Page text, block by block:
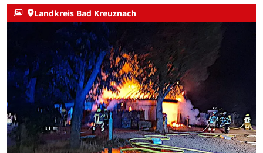
Landkreis Bad Kreuznach